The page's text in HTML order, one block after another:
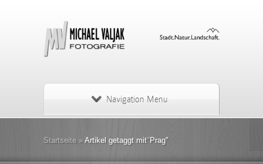
Navigation Menu
Startseite » Artikel getaggt mit"Prag"